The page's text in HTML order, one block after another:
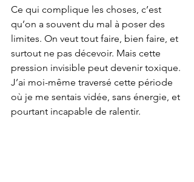
Ce qui complique les choses, c’est
qu’on a souvent du mal à poser des
limites. On veut tout faire, bien faire, et
surtout ne pas décevoir. Mais cette
pression invisible peut devenir toxique.
J’ai moi-même traversé cette période
où je me sentais vidée, sans énergie, et
pourtant incapable de ralentir.